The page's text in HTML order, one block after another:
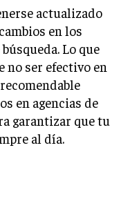
apasionado de la
Con más de 10 años de
escrita para crear
exitosas. Amante de la
creativo en cada
los buscadores,
actualizado
en los
Lo que
no ser efectivo en
en agencias de
garantizar que tu
al día.